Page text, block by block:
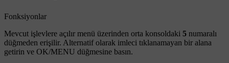
Fonksiyonlar
Mevcut işlevlere açılır menü üzerinden orta konsoldaki 5 numaralı
düğmeden erişilir. Alternatif olarak imleci tıklanamayan bir alana
getirin ve OK/MENU düğmesine basın.